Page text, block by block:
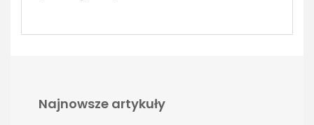
Najnowsze artykuły